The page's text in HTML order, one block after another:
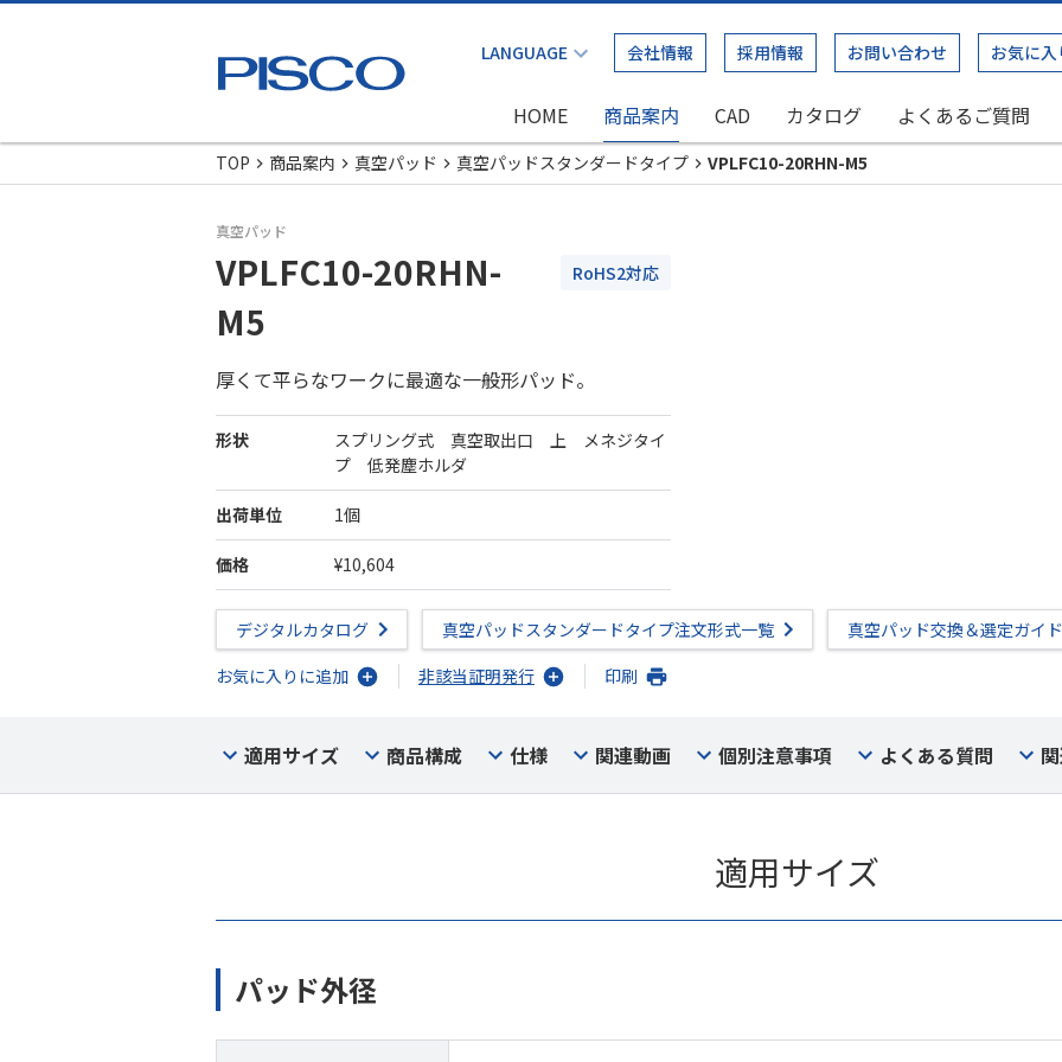
会社情報 採用情報 お問い合わせ お気に入
HOME 商品案内 CAD カタログ よくあるご質問
TOP
商品案内 真空パッド 真空パッドスタンダードタイプ VPLFC10-20RHN-M5
真空パッド
VPLFC10-20RHN-
M5
RoHS2対応
厚くて平らなワークに最適な一般形パッド。
形状
スプリング式 真空取出口 上 メネジタイ
プ 低発塵ホルダ
出荷単位 1個
価格 ¥10,604
デジタルカタログ 真空パッドスタンダードタイプ注文形式一覧
真空パッド交換＆選定ガイド
お気に入りに追加
非該当証明発行 印刷
適用サイズ 商品構成 仕様 関連動画 個別注意事項 よくある質問
適用サイズ
パッド外径